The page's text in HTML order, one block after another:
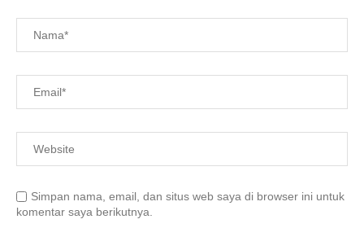
Simpan nama, email, dan situs web saya di browser ini untuk
komentar saya berikutnya.